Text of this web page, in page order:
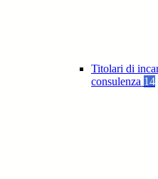
Titolari di
consulenza 14